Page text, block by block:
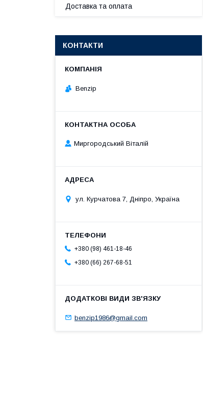
Доставка та оплата
КОНТАКТИ
Benzip
Миргородський Віталій
ул. Курчатова 7, Дніпро, Україна
+380 (98) 461-18-46
+380 (66) 267-68-51
benzip1986@gmail.com